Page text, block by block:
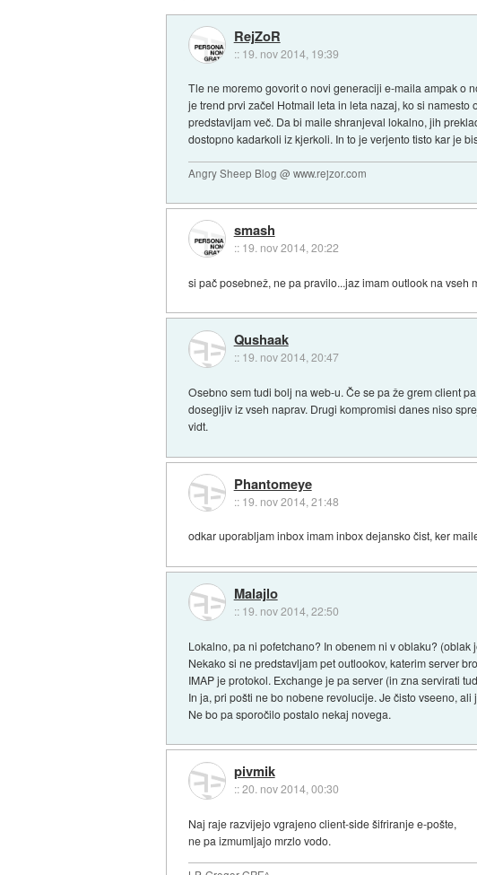
RejZoR
:: 19. nov 2014, 19:39
Tle ne moremo govorit o novi generaciji e-maila ampak o
je trend prvi začel Hotmail leta in leta nazaj, ko si
predstavljam več. Da bi maile shranjeval lokalno, jih
dostopno kadarkoli iz kjerkoli. In to je verjento tisto kar je
Angry Sheep Blog @ www.rejzor.com
smash
:: 19. nov 2014, 20:22
si pač posebnež, ne pa pravilo...jaz imam outlook na
Qushaak
:: 19. nov 2014, 20:47
Osebno sem tudi bolj na web-u. Če se pa že grem client
dosegljiv iz vseh naprav. Drugi kompromisi danes niso
vidt.
Phantomeye
:: 19. nov 2014, 21:48
odkar uporabljam inbox imam inbox dejansko čist, ker
Malajlo
:: 19. nov 2014, 22:50
Lokalno, pa ni pofetchano? In obenem ni v oblaku?
Nekako si ne predstavljam pet outlookov, katerim server
IMAP je protokol. Exchange je pa server (in zna servirati
In ja, pri pošti ne bo nobene revolucije. Je čisto vseeno,
Ne bo pa sporočilo postalo nekaj novega.
pivmik
::20. nov 2014, 00:30
Naj raje razvijejo vgrajeno client-side šifriranje e-pošte,
ne pa izmumljajo mrzlo vodo.